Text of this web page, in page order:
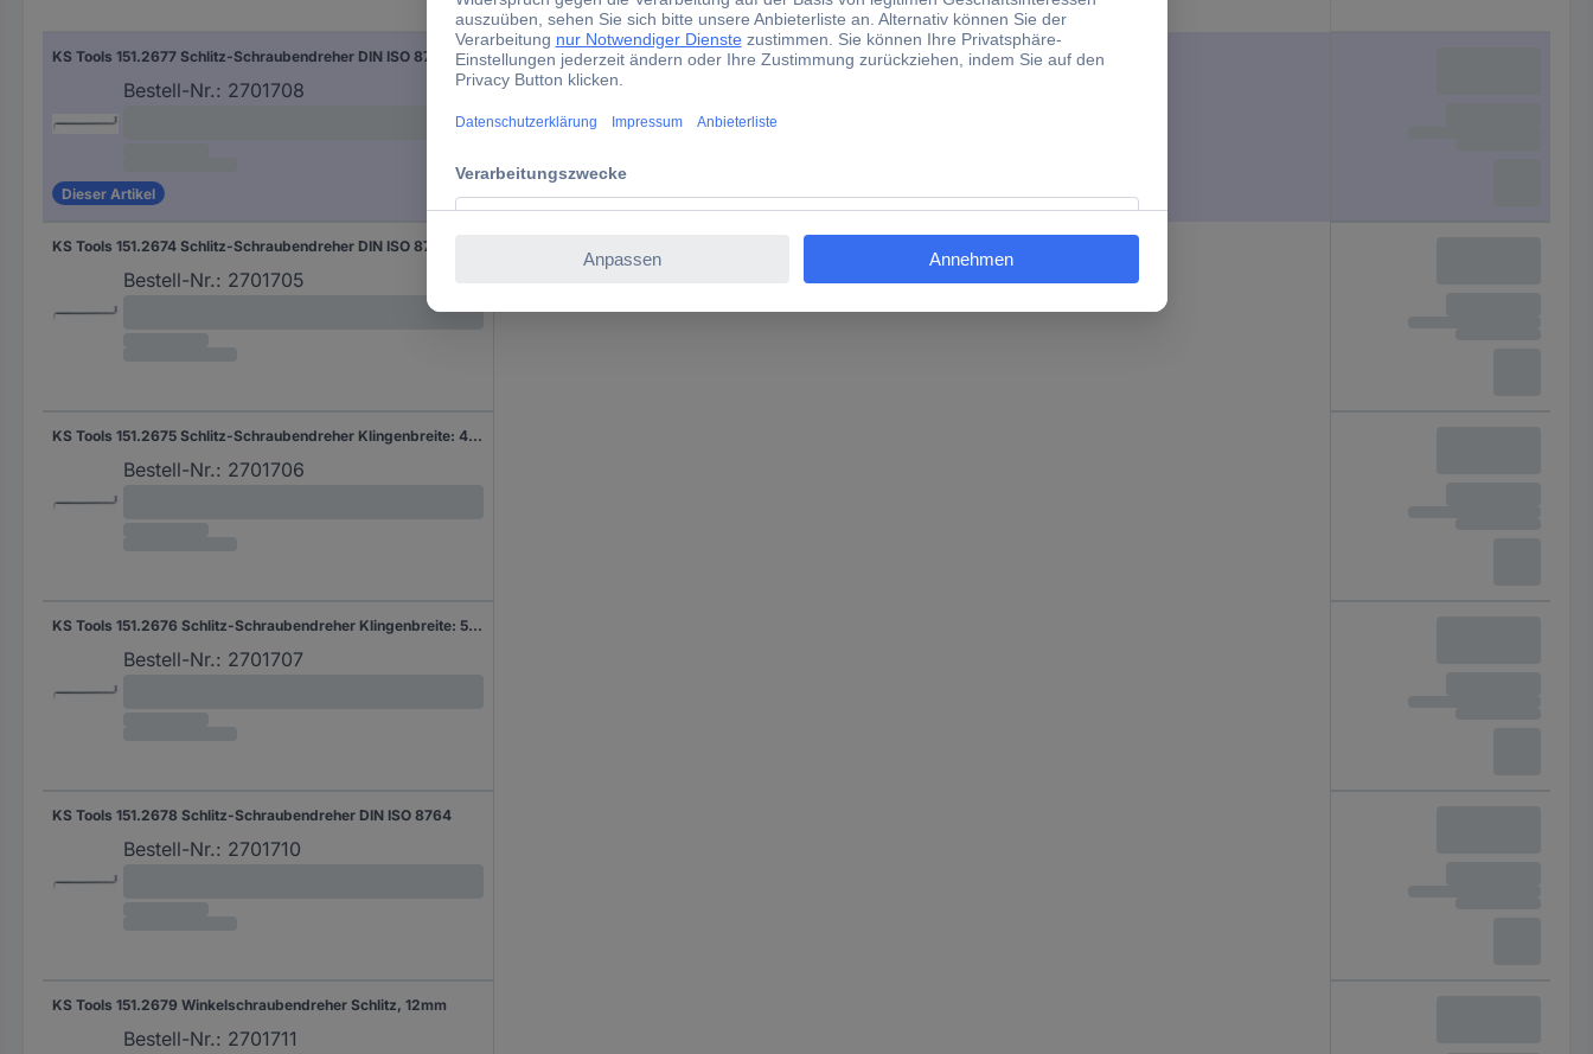
KS Tools 151.2677 Schlitz-Schraubendreher DIN ISO 8764
Bestell-Nr.: 2701708
Dieser Artikel
KS Tools 151.2674 Schlitz-Schraubendreher DIN ISO 8764
Bestell-Nr.: 2701705
KS Tools 151.2675 Schlitz-Schraubendreher Klingenbreite: 4.0 mm DIN ISO 8764
Bestell-Nr.: 2701706
KS Tools 151.2676 Schlitz-Schraubendreher Klingenbreite: 5.5 mm DIN ISO 8764
Bestell-Nr.: 2701707
KS Tools 151.2678 Schlitz-Schraubendreher DIN ISO 8764
Bestell-Nr.: 2701710
KS Tools 151.2679 Winkelschraubendreher Schlitz, 12mm
Bestell-Nr.: 2701711